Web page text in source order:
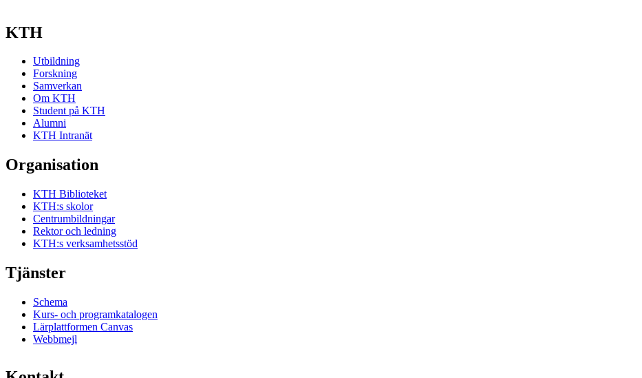
KTH
Utbildning
Forskning
Samverkan
Om KTH
Student på KTH
Alumni
KTH Intranät
Organisation
KTH Biblioteket
KTH:s skolor
Centrumbildningar
Rektor och ledning
KTH:s verksamhetsstöd
Tjänster
Schema
Kurs- och programkatalogen
Lärplattformen Canvas
Webbmejl